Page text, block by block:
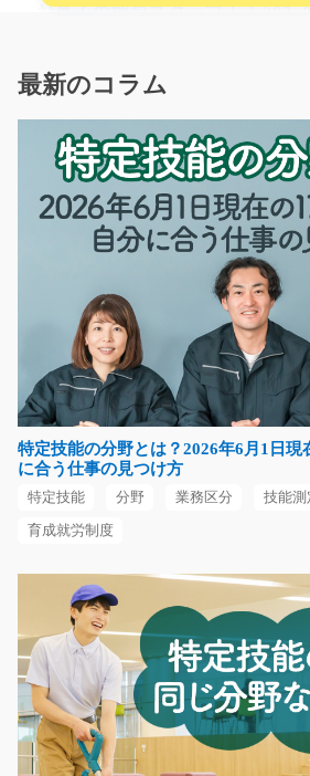
お菓子の梱包スタッフ！！/
が落ちると噂のSNSで…
時給1100円～
熊本県熊本市北区
気になる
リネン類のクリーニング業務/
★ホテルや旅館などで使われている
らカバーを扱います★…
長期（3ヶ月以上）
時給1200円～
愛知県常滑市
リーチフォークリフトで入出庫/
＼高時給でガッツリ稼げる♪／ リー
運転して、貨物の積…
長期（3ヶ月以上）
時給1500円
神奈川県愛甲郡愛川町
最新のコラム
特定技能の分野とは？2026年6月1日現
に合う仕事の見つけ方
特定技能 分野 業務区分 技能測
育成就労制度